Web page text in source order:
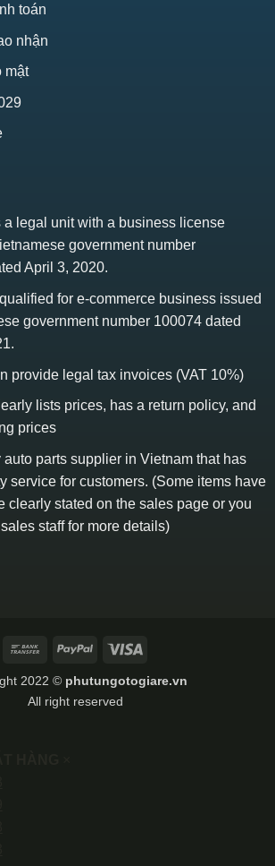
toán
nhận
mật
a legal unit with a business license
government number
April 3, 2020.
for e-commerce business issued
government number 100074 dated
provide legal tax invoices (VAT 10%)
lists prices, has a return policy, and
prices
auto parts supplier in Vietnam that has
service for customers. (Some items have
clearly stated on the sales page or you
staff for more details)
Bank
PayPal
2022 © phutungotogiare.vn
All right reserved